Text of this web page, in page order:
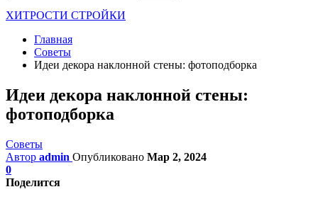
ХИТРОСТИ СТРОЙКИ
Главная
Советы
Идеи декора наклонной стены: фотоподборка
Идеи декора наклонной стены:
фотоподборка
Советы
Автор admin Опубликовано Мар 2, 2024
0
Поделится